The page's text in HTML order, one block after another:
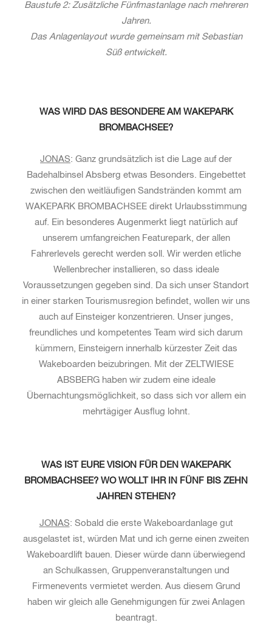
Baustufe 2: Zusätzliche Fünfmastanlage nach mehreren
Jahren.
Das Anlagenlayout wurde gemeinsam mit Sebastian
Süß entwickelt.
WAS WIRD DAS BESONDERE AM WAKEPARK
BROMBACHSEE?
JONAS: Ganz grundsätzlich ist die Lage auf der
Badehalbinsel Absberg etwas Besonders. Eingebettet
zwischen den weitläufigen Sandstränden kommt am
WAKEPARK BROMBACHSEE direkt Urlaubsstimmung
auf. Ein besonderes Augenmerkt liegt natürlich auf
unserem umfangreichen Featurepark, der allen
Fahrerlevels gerecht werden soll. Wir werden etliche
Wellenbrecher installieren, so dass ideale
Voraussetzungen gegeben sind. Da sich unser Standort
in einer starken Tourismusregion befindet, wollen wir uns
auch auf Einsteiger konzentrieren. Unser junges,
freundliches und kompetentes Team wird sich darum
kümmern, Einsteigern innerhalb kürzester Zeit das
Wakeboarden beizubringen. Mit der ZELTWIESE
ABSBERG haben wir zudem eine ideale
Übernachtungsmöglichkeit, so dass sich vor allem ein
mehrtägiger Ausflug lohnt.
WAS IST EURE VISION FÜR DEN WAKEPARK
BROMBACHSEE? WO WOLLT IHR IN FÜNF BIS ZEHN
JAHREN STEHEN?
JONAS: Sobald die erste Wakeboardanlage gut
ausgelastet ist, würden Mat und ich gerne einen zweiten
Wakeboardlift bauen. Dieser würde dann überwiegend
an Schulkassen, Gruppenveranstaltungen und
Firmenevents vermietet werden. Aus diesem Grund
haben wir gleich alle Genehmigungen für zwei Anlagen
beantragt.